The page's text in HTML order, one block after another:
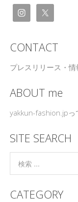
CONTACT
プレスリリース・情
ABOUT me
yakkun-fashion.jpっ
SITE SEARCH
CATEGORY